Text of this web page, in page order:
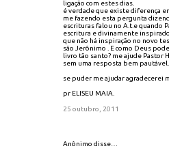
ligação com estes dias.
é verdade que existe diferença
me fazendo esta pergunta
escrituras falou no A.t.e quando
escritura e divinamente
que não há inspiração no novo
são Jerônimo . E como Deus
livro tão santo? me ajude Pastor
sem uma resposta bem pautável.
se puder me ajudar agradecerei
pr ELISEU MAIA.
25 outubro, 2011
Anônimo disse…